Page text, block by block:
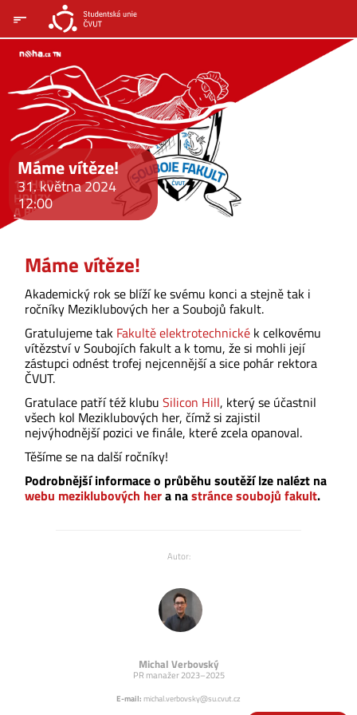
Máme vítěze!
31. května 2024
12:00
Máme vítěze!
Akademický rok se blíží ke svému konci a stejně tak i
ročníky Meziklubových her a Soubojů fakult.
Gratulujeme tak Fakultě elektrotechnické k celkovému
vítězství v Soubojích fakult a k tomu, že si mohli její
zástupci odnést trofej nejcennější a sice pohár rektora
ČVUT.
Gratulace patří též klubuSilicon Hill, který se účastnil
všech kol Meziklubových her, čímž si zajistil
nejvýhodnější pozici ve finále, které zcela opanoval.
Těšíme se na další ročníky!
Podrobnější informace o průběhu soutěží lze nalézt na
webu meziklubových hera nastránce soubojů fakult.
Autor:
Michal Verbovský
PR manažer 2023–2025
E-mail: michal.verbovsky@su.cvut.cz